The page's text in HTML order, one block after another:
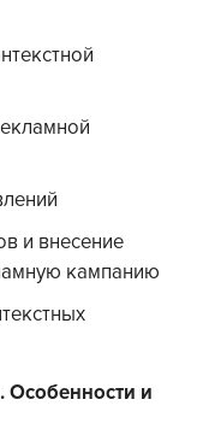
и внесение
кампанию
и